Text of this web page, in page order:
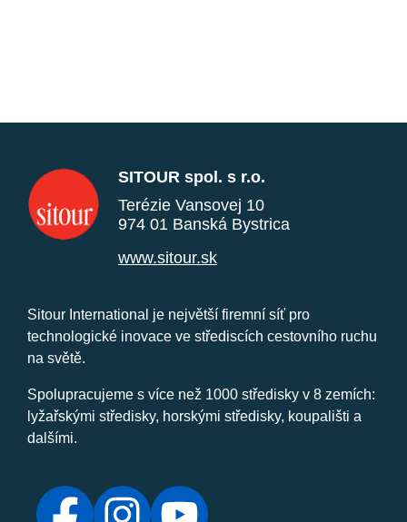
SITOUR spol. s r.o.
Terézie Vansovej 10
974 01 Banská Bystrica
www.sitour.sk
Sitour International je největší firemní síť pro
technologické inovace ve střediscích cestovního ruchu
na světě.
Spolupracujeme s více než 1000 středisky v 8 zemích:
lyžařskými středisky, horskými středisky, koupališti a
dalšími.